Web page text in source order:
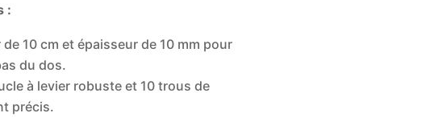
:
de 10 cm et épaisseur de 10 mm pour
du dos.
à levier robuste et 10 trous de
précis.